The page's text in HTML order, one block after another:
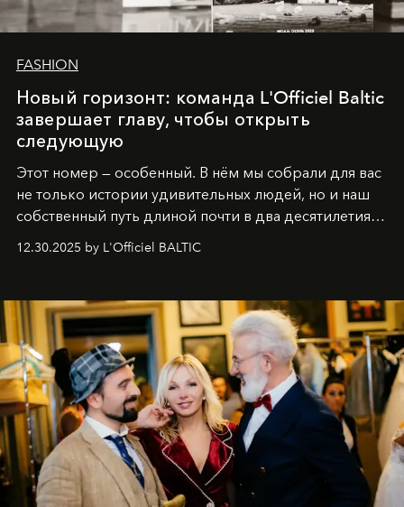
FASHION
Новый горизонт: команда L'Officiel Baltic
завершает главу, чтобы открыть
следующую
Этот номер — особенный. В нём мы собрали для вас
не только истории удивительных людей, но и наш
собственный путь длиной почти в два десятилетия.
души говорим спасибо каждому, кто был с нами все
самыми искренними пожеланиями и теплом, ваша
командаL’Officiel Baltic .
12.30.2025 by L'Officiel BALTIC